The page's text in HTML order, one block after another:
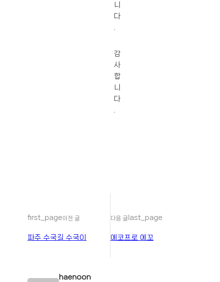
니
다
.
감
사
합
니
다
.
first_page이전 글
파주 수국길 수국이
다음 글 last_page
에코프로 에꼬
haenoon